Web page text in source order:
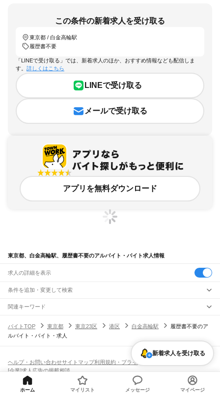
この条件の新着求人を受け取る
東京都 / 白金高輪駅
履歴書不要
「LINEで受け取る」では、新着求人のほか、おすすめ情報なども配信しま
す。 詳しくはこちら
LINEで受け取る
メールで受け取る
アプリを無料ダウンロード
東京都、白金高輪駅、履歴書不要のアルバイト・バイト求人情報
求人の詳細を表示
条件を追加・変更して検索
市区町村を追加・変更
東京都すべて
東京23区 すべて
墨田区江東区
荒川区 板橋区練馬区足立区葛飾区
江戸川区
八王子市立川市武蔵野市
小平市
国分寺市 狛江市
東久留米市
武蔵村山市多摩市 あきる野市 大島町利島村
駅を追加・変更
JR山手線
大崎駅 五反田駅目黒駅恵比寿駅
高田馬場駅
大塚駅 田端駅西日暮里駅 日暮里駅鶯谷駅
上野駅御徒町駅 秋葉原駅 神田駅 東京駅 有楽町駅新橋駅 浜松町駅
田町駅
職種を追加・変更
飲食・フードサービスすべて
ホールスタッフキッチンスタッフ
パン屋（ベーカリー）
フードカウンター販売員
バー（BAR）・バーテンダー
飲食店補助（開店・閉店準備）
飲食店（店長・マネージャー）
営業・販売
人気
日払いOK
学生歓迎 髪型・髪色自由
ネイルOK
ピアスOK
オープニングスタッフ
留学生・外国人活躍中
勤務期間
雇用形態を追加・変更
アルバイト・パート
正社員
都道府県を変更
関連キーワード
バイトTOP
東京都 東京23区 港区 白金高輪駅
履歴書不要のア
ルバイト・バイト・求人
新着求人を受け取る
ヘルプ・お問い合わせサイトマップ利用規約・プライバシーポリシー
[企業]求人広告の掲載相談
ホーム マイリスト メッセージ マイページ